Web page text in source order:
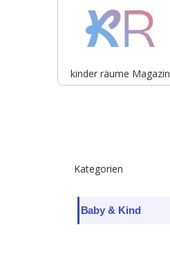
kinder räume Magazin
Kategorien
Baby & Kind